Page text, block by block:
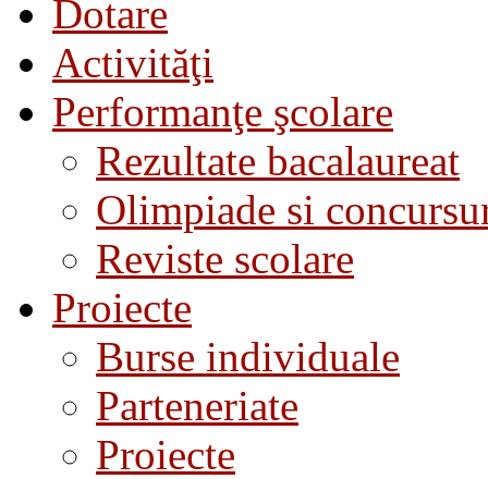
Dotare
Activităţi
Performanţe şcolare
Rezultate bacalaureat
Olimpiade si
Reviste scolare
Proiecte
Burse individuale
Parteneriate
Proiecte